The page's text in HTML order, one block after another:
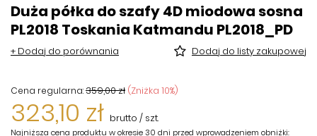
Duża półka do szafy 4D miodowa sosna
PL2018 Toskania Katmandu PL2018_PD
+ Dodaj do porównania Dodaj do listy zakupowej
Cena regularna:359,00 zł (Zniżka 10%)
323,10 zł brutto / szt.
Najniższa cena produktu w okresie 30 dni przed wprowadzeniem obniżki: